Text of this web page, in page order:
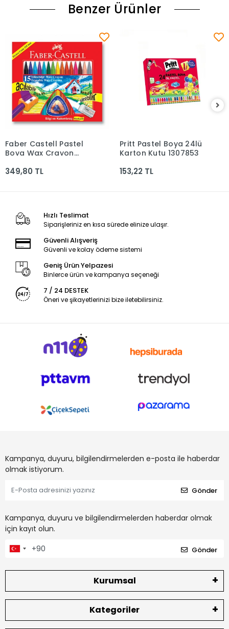
Benzer Ürünler
Sepete Ekle
Faber Castell Pastel
Boya Wax Crayon
5281122715000
349,80 TL
Sepete Ekle
Pritt Pastel Boya 24lü
Karton Kutu 1307853
153,22 TL
Hızlı Teslimat
Siparişleriniz en kısa sürede elinize ulaşır.
Güvenli Alışveriş
Güvenli ve kolay ödeme sistemi
Geniş Ürün Yelpazesi
Binlerce ürün ve kampanya seçeneği
7 / 24 DESTEK
Öneri ve şikayetlerinizi bize iletebilirsiniz.
Kampanya, duyuru, bilgilendirmelerden e-posta ile haberdar
olmak istiyorum.
Gönder
Kampanya, duyuru ve bilgilendirmelerden haberdar olmak
için kayıt olun.
Gönder
Kurumsal
Kategoriler